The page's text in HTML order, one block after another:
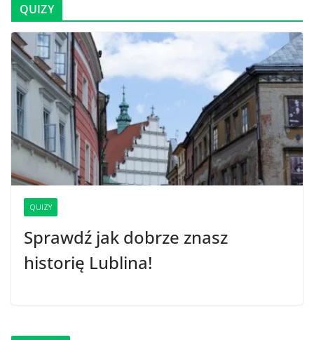
QUIZY
QUIZY
Sprawdź jak dobrze znasz
historię Lublina!